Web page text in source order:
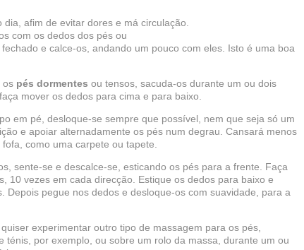
afim de evitar dores e má circulação.
com os dedos dos pés ou
e calce-os, andando um pouco com eles. Isto é uma boa
os pés dormentes ou tensos, sacuda-os durante um ou dois
mover os dedos para cima e para baixo.
em pé, desloque-se sempre que possível, nem que seja só um
e apoiar alternadamente os pés num degrau. Cansará menos
como uma carpete ou tapete.
sente-se e descalce-se, esticando os pés para a frente. Faça
10 vezes em cada direcção. Estique os dedos para baixo e
Depois pegue nos dedos e desloque-os com suavidade, para a
quiser experimentar outro tipo de massagem para os pés,
ténis, por exemplo, ou sobre um rolo da massa, durante um ou